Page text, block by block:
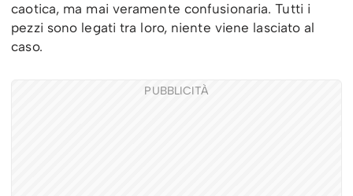
caotica, ma mai veramente confusionaria. Tutti i
pezzi sono legati tra loro, niente viene lasciato al
caso.
PUBBLICITÀ